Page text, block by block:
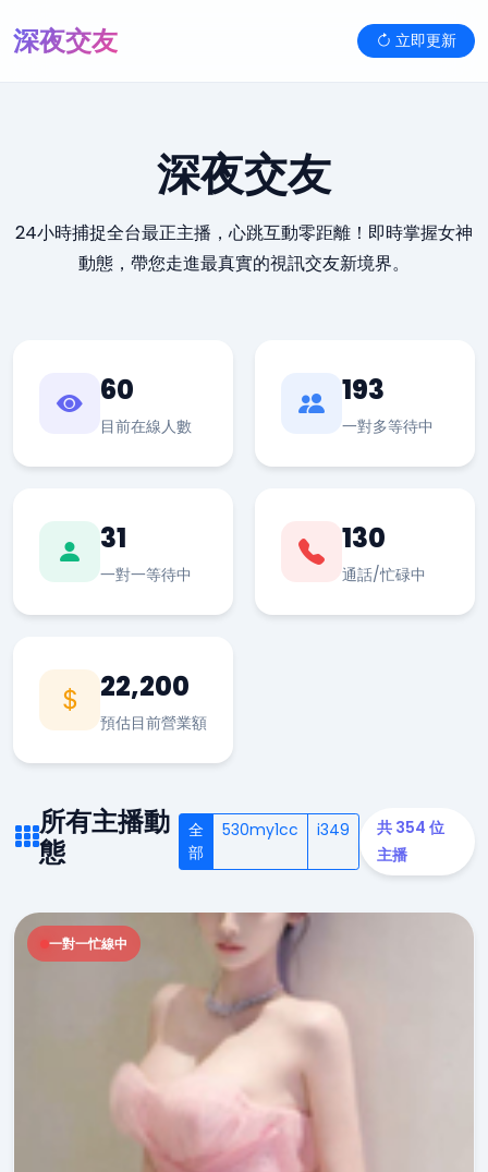
深夜交友 立即更新
深夜交友
24小時捕捉全台最正主播，心跳互動零距離！即時掌握女神
動態，帶您走進最真實的視訊交友新境界。
60
目前在線人數
193
一對多等待中
31
一對一等待中
130
通話/忙碌中
22,200
預估目前營業額
所有主播動
態
全
部
530my1cc i349
共 354 位
主播
一對一忙線中